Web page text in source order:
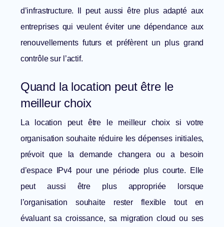
d’infrastructure. Il peut aussi être plus adapté aux
entreprises qui veulent éviter une dépendance aux
renouvellements futurs et préfèrent un plus grand
contrôle sur l’actif.
Quand la location peut être le
meilleur choix
La location peut être le meilleur choix si votre
organisation souhaite réduire les dépenses initiales,
prévoit que la demande changera ou a besoin
d’espace IPv4 pour une période plus courte. Elle
peut aussi être plus appropriée lorsque
l’organisation souhaite rester flexible tout en
évaluant sa croissance, sa migration cloud ou ses